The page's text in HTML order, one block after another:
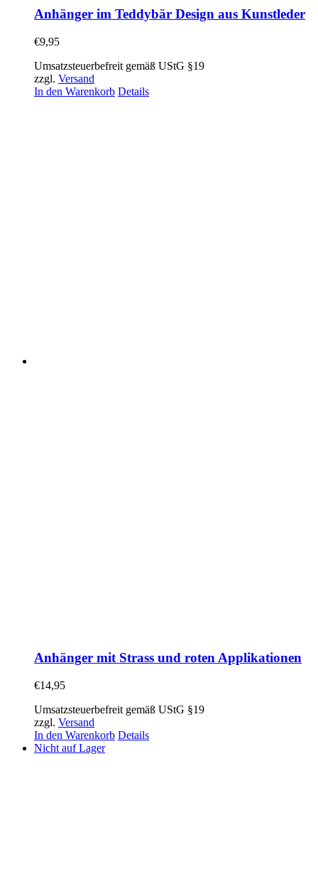
Anhänger im Teddybär Design aus Kunstleder
€9,95
Umsatzsteuerbefreit gemäß UStG §19
zzgl. Versand
In den Warenkorb Details
Anhänger mit Strass und roten Applikationen
€14,95
Umsatzsteuerbefreit gemäß UStG §19
zzgl. Versand
In den Warenkorb Details
Nicht auf Lager